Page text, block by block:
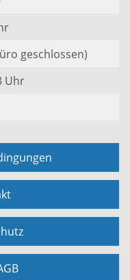
geschlossen)
Uhr